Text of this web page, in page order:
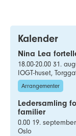
Kalender
Nina Lea
18.00-20.00 31.
IOGT-huset,
Arrangementer
Ledersamling
familier
0.00 19.
Oslo